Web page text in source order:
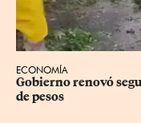
ECONOMÍA
Gobierno renovó
de pesos